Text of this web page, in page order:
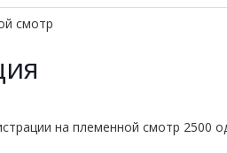
смотр
на племенной смотр 2500